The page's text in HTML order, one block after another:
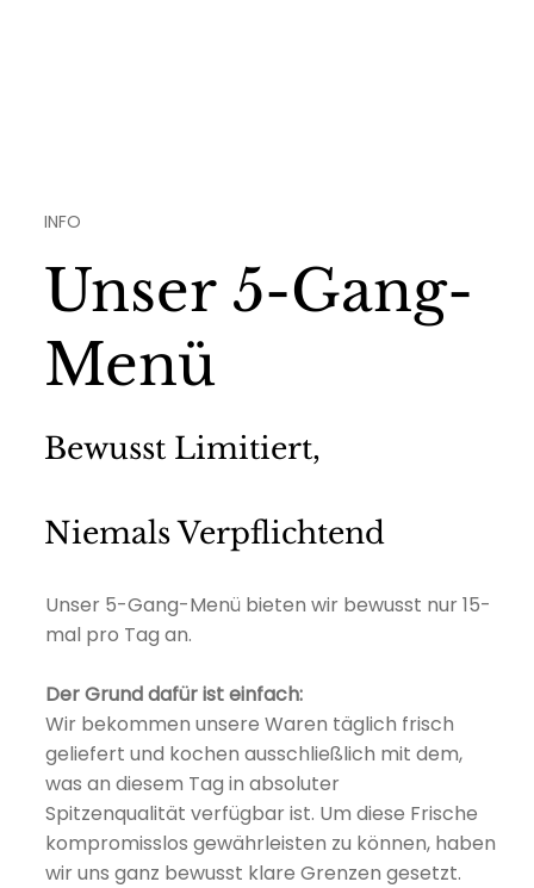
INFO
Unser 5-Gang-
Menü
Bewusst Limitiert,
Niemals Verpflichtend
Unser 5-Gang-Menü bieten wir bewusst nur 15-
mal pro Tag an.
Der Grund dafür ist einfach:
Wir bekommen unsere Waren täglich frisch
geliefert und kochen ausschließlich mit dem,
was an diesem Tag in absoluter
Spitzenqualität verfügbar ist. Um diese Frische
kompromisslos gewährleisten zu können, haben
wir uns ganz bewusst klare Grenzen gesetzt.